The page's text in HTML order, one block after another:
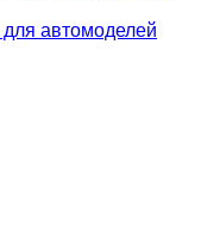
автомоделей